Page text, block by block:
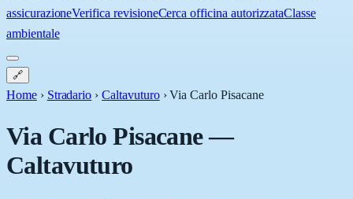
assicurazioneVerifica revisioneCerca officina autorizzataClasse
ambientale
🔗
Home › Stradario › Caltavuturo ›Via Carlo Pisacane
Via Carlo Pisacane—
Caltavuturo